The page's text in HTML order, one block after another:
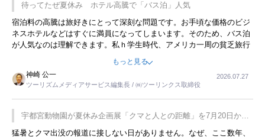
待ってたぜ夏休み ホテル高騰で「バス泊」人気
宿泊料の高騰は旅好きにとって深刻な問題です。お手頃な価格のビジ
ネスホテルなどはすぐに満員になってしまいます。そのため、バス泊
が人気なのは理解できます。私ｈ学生時代、アメリカ一周の貧乏旅行
をした時は、移動はグレイハウンドバスでした。夕方から夜の便を利
用してホテル代を浮かせていました。ただし、若いからできたことで
す。若い人が夜行バスで京都に行った、青森に行ったと聞くと、疲れ
が残らないのかなと思ってしまいます。
もっと見る
神崎 公一
ツーリズムメディアサービス編集長 / ㈱ツーリンクス取締役
2026.07.27
宇都宮動物園が夏休み企画展「クマと人との距離」を7月20日から
開催
猛暑とクマ出没の報道に接しない日がありません。なぜ、ここ数年、